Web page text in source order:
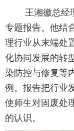
王湘徽总经
专题报告。他结
理行业从末端处
化协同发展的转
染防控与修复等
例。报告把行业
使师生对固废处
的认识。